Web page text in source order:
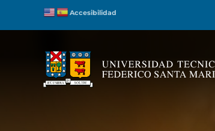
Accesibilidad